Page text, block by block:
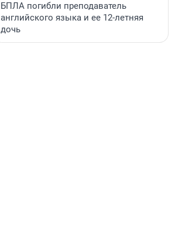
БПЛА погибли преподаватель
английского языка и ее 12-летняя
дочь